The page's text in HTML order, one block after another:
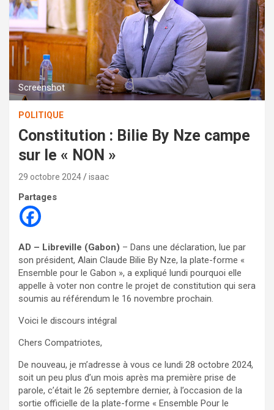
Screenshot
POLITIQUE
Constitution : Bilie By Nze campe
sur le « NON »
29 octobre 2024 isaac
Partages
AD – Libreville (Gabon) – Dans une déclaration, lue par
son président, Alain Claude Bilie By Nze, la plate-forme «
Ensemble pour le Gabon », a expliqué lundi pourquoi elle
appelle à voter non contre le projet de constitution qui sera
soumis au référendum le 16 novembre prochain.
Voici le discours intégral
Chers Compatriotes,
De nouveau, je m’adresse à vous ce lundi 28 octobre 2024,
soit un peu plus d’un mois après ma première prise de
parole, c’était le 26 septembre dernier, à l’occasion de la
sortie officielle de la plate-forme « Ensemble Pour le